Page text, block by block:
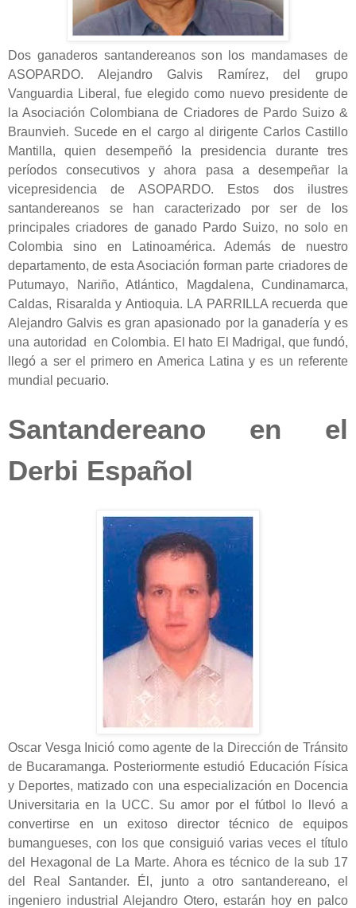
Dos ganaderos santandereanos son los mandamases de
ASOPARDO. Alejandro Galvis Ramírez, del grupo
Vanguardia Liberal, fue elegido como nuevo presidente de
la Asociación Colombiana de Criadores de Pardo Suizo &
Braunvieh. Sucede en el cargo al dirigente Carlos Castillo
Mantilla, quien desempeñó la presidencia durante tres
períodos consecutivos y ahora pasa a desempeñar la
vicepresidencia de ASOPARDO. Estos dos ilustres
santandereanos se han caracterizado por ser de los
principales criadores de ganado Pardo Suizo, no solo en
Colombia sino en Latinoamérica. Además de nuestro
departamento, de esta Asociación forman parte criadores de
Putumayo, Nariño, Atlántico, Magdalena, Cundinamarca,
Caldas, Risaralda y Antioquia. LA PARRILLA recuerda que
Alejandro Galvis es gran apasionado por la ganadería y es
una autoridad en Colombia. El hato El Madrigal, que fundó,
llegó a ser el primero en America Latina y es un referente
mundial pecuario.
Santandereano en el
Derbi Español
Oscar Vesga Inició como agente de la Dirección de Tránsito
de Bucaramanga. Posteriormente estudió Educación Física
y Deportes, matizado con una especialización en Docencia
Universitaria en la UCC. Su amor por el fútbol lo llevó a
convertirse en un exitoso director técnico de equipos
bumangueses, con los que consiguió varias veces el título
del Hexagonal de La Marte. Ahora es técnico de la sub 17
del Real Santander. Él, junto a otro santandereano, el
ingeniero industrial Alejandro Otero, estarán hoy en palco